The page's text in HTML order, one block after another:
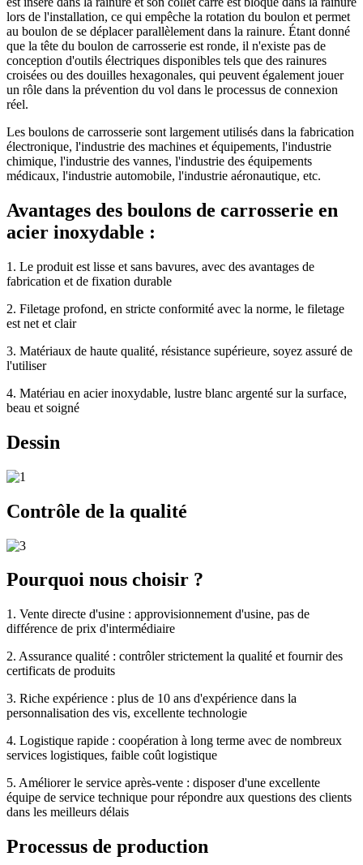
lors de l'installation, ce qui empêche la rotation du boulon et permet
au boulon de se déplacer parallèlement dans la rainure. Étant donné
que la tête du boulon de carrosserie est ronde, il n'existe pas de
conception d'outils électriques disponibles tels que des rainures
croisées ou des douilles hexagonales, qui peuvent également jouer
un rôle dans la prévention du vol dans le processus de connexion
réel.
Les boulons de carrosserie sont largement utilisés dans la fabrication
électronique, l'industrie des machines et équipements, l'industrie
chimique, l'industrie des vannes, l'industrie des équipements
médicaux, l'industrie automobile, l'industrie aéronautique, etc.
Avantages des boulons de carrosserie en
acier inoxydable :
1. Le produit est lisse et sans bavures, avec des avantages de
fabrication et de fixation durable
2. Filetage profond, en stricte conformité avec la norme, le filetage
est net et clair
3. Matériaux de haute qualité, résistance supérieure, soyez assuré de
l'utiliser
4. Matériau en acier inoxydable, lustre blanc argenté sur la surface,
beau et soigné
Dessin
Contrôle de la qualité
Pourquoi nous choisir ?
1. Vente directe d'usine : approvisionnement d'usine, pas de
différence de prix d'intermédiaire
2. Assurance qualité : contrôler strictement la qualité et fournir des
certificats de produits
3. Riche expérience : plus de 10 ans d'expérience dans la
personnalisation des vis, excellente technologie
4. Logistique rapide : coopération à long terme avec de nombreux
services logistiques, faible coût logistique
5. Améliorer le service après-vente : disposer d'une excellente
équipe de service technique pour répondre aux questions des clients
dans les meilleurs délais
Processus de production